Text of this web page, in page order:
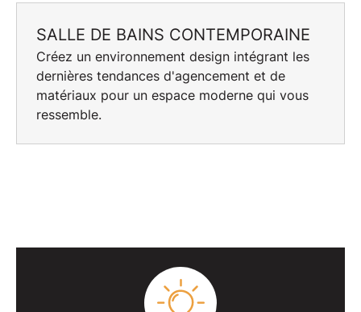
SALLE DE BAINS CONTEMPORAINE
Créez un environnement design intégrant les
dernières tendances d'agencement et de
matériaux pour un espace moderne qui vous
ressemble.